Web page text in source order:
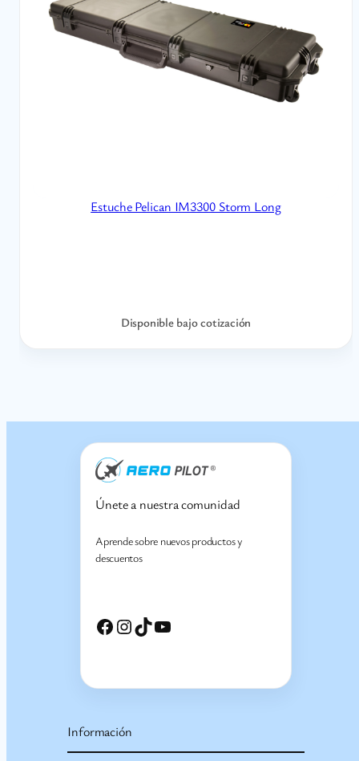
Estuche Pelican IM3300 Storm Long
Disponible bajo cotización
Únete a nuestra comunidad
Aprende sobre nuevos productos y
descuentos
Facebook Instagram TikTok YouTube
Información